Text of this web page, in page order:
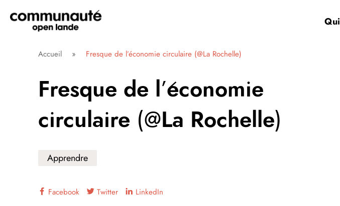
directement
Communauté Open Lande
Accueil » Fresque de l’économie circulaire (@La Rochelle)
Fresque de l’économie
circulaire (@La Rochelle)
Apprendre
Facebook Twitter LinkedIn